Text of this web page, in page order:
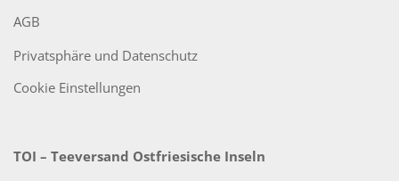
AGB
Privatsphäre und Datenschutz
Cookie Einstellungen
TOI – Teeversand Ostfriesische Inseln